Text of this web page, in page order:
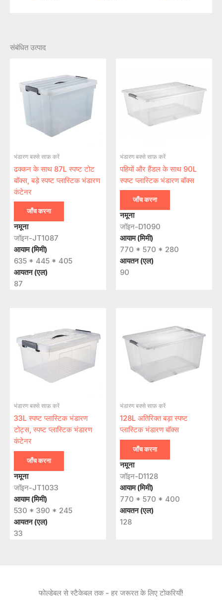
संबंधित उत्पाद
भंडारण बक्से साफ़ करें
ढक्कन के साथ 87L स्पष्ट टोट
बॉक्स, बड़े स्पष्ट प्लास्टिक भंडारण
कंटेनर
जाँच करना
नमूना
जॉइन-JT1087
आयाम (मिमी)
635 * 445 * 405
आयतन (एल)
87
भंडारण बक्से साफ़ करें
पहियों और हैंडल के साथ 90L
स्पष्ट प्लास्टिक भंडारण बॉक्स
जाँच करना
नमूना
जॉइन-D1090
आयाम (मिमी)
770 * 570 * 280
आयतन (एल)
90
भंडारण बक्से साफ़ करें
33L स्पष्ट प्लास्टिक भंडारण
टोट्स, स्पष्ट प्लास्टिक भंडारण
कंटेनर
जाँच करना
नमूना
जॉइन-JT1033
आयाम (मिमी)
530 * 390 * 245
आयतन (एल)
33
भंडारण बक्से साफ़ करें
128L अतिरिक्त बड़ा स्पष्ट
प्लास्टिक भंडारण बॉक्स
जाँच करना
नमूना
जॉइन-D1128
आयाम (मिमी)
770 * 570 * 400
आयतन (एल)
128
फोल्डेबल से स्टैकेबल तक - हर जरूरत के लिए टोकरियाँ!